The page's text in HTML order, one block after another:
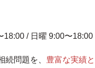
18:00 / 日曜 9:00〜18:00
続問題を、 豊富な実績と